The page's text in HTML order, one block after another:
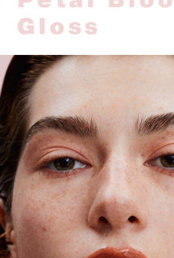
Gloss